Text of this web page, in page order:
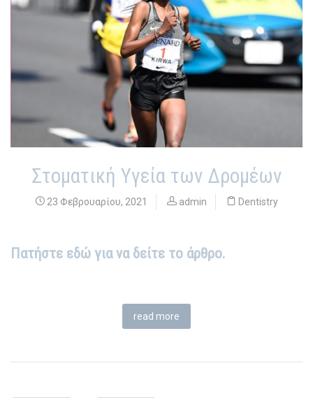
Στοματική Υγεία των Δρομέων
23 Φεβρουαρίου, 2021 admin Dentistry
Πατήστε εδώ για να δείτε το άρθρο.
read more